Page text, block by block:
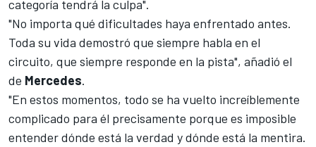
categoría tendrá la culpa".
"No importa qué dificultades haya enfrentado antes.
Toda su vida demostró que siempre habla en el
circuito, que siempre responde en la pista", añadió el
de Mercedes.
"En estos momentos, todo se ha vuelto increíblemente
complicado para él precisamente porque es imposible
entender dónde está la verdad y dónde está la mentira.